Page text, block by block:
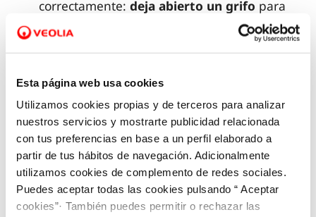
Esta página web usa cookies
Utilizamos cookies propias y de terceros para analizar
nuestros servicios y mostrarte publicidad relacionada
con tus preferencias en base a un perfil elaborado a
partir de tus hábitos de navegación. Adicionalmente
utilizamos cookies de complemento de redes sociales.
Puedes aceptar todas las cookies pulsando “ Aceptar
cookies”· También puedes permitir o rechazar las
correctamente: deja abierto un grifo para
que el contador registre movimiento. Revisa si
la aguja roja de la esfera grande o la última
cifra roja del contador se mueve.
pasode salida del contador y comprueba que
este no registra ningún movimiento.
Vuelve a abrir la llave de paso del contador y
asegúrate de no tener abierto ningún grifo
del interior de la casa o local. Deja pasar una
hora y observa si el contador ha registrado
consumo de agua. En caso afirmativo, puede
que haya una fuga en tu instalación, ya que